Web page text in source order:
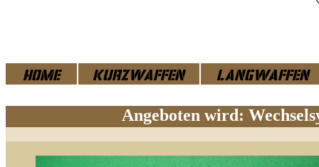
Home Kurzwaffen Langwaffen
Angeboten wird: